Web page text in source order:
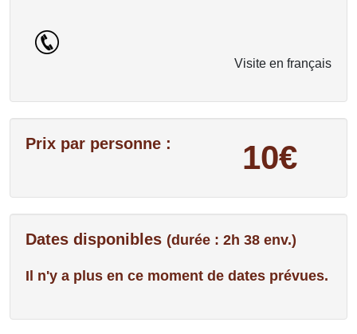
Visite en français
Prix par personne : 10€
Dates disponibles (durée : 2h 38 env.)
Il n'y a plus en ce moment de dates prévues.